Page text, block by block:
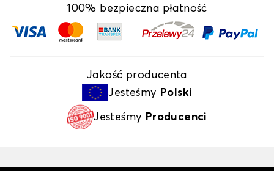
100% bezpieczna płatność
Jakość producenta
Jesteśmy Polski
Jesteśmy Producenci